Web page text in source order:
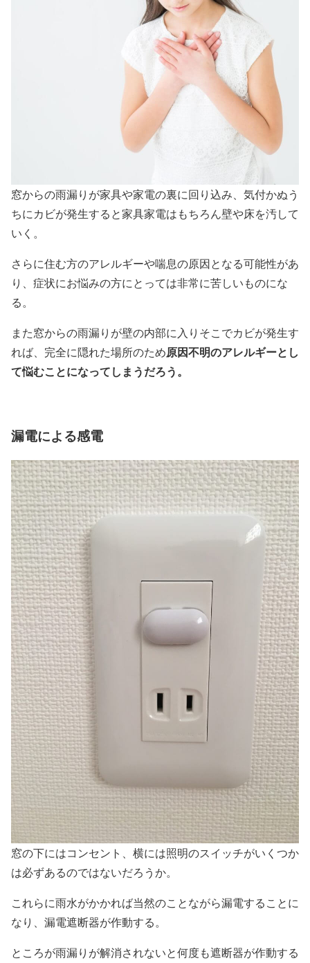
窓からの雨漏りが家具や家電の裏に回り込み、気付かぬう
ちにカビが発生すると家具家電はもちろん壁や床を汚して
いく。
さらに住む方のアレルギーや喘息の原因となる可能性があ
り、症状にお悩みの方にとっては非常に苦しいものにな
る。
また窓からの雨漏りが壁の内部に入りそこでカビが発生す
れば、完全に隠れた場所のため原因不明のアレルギーとし
て悩むことになってしまうだろう。
漏電による感電
窓の下にはコンセント、横には照明のスイッチがいくつか
は必ずあるのではないだろうか。
これらに雨水がかかれば当然のことながら漏電することに
なり、漏電遮断器が作動する。
ところが雨漏りが解消されないと何度も遮断器が作動する